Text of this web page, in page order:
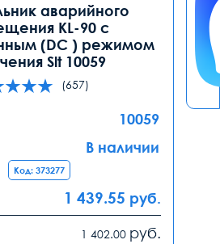
аварийного
KL-90 с
(DC ) режимом
Slt 10059
(657)
10059
В наличии
Код: 373277
1 439.55 руб.
1 402.00 руб.